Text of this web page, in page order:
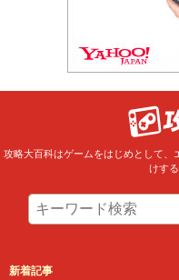
攻略大百科はゲームをはじめとして、
けす
新着記事